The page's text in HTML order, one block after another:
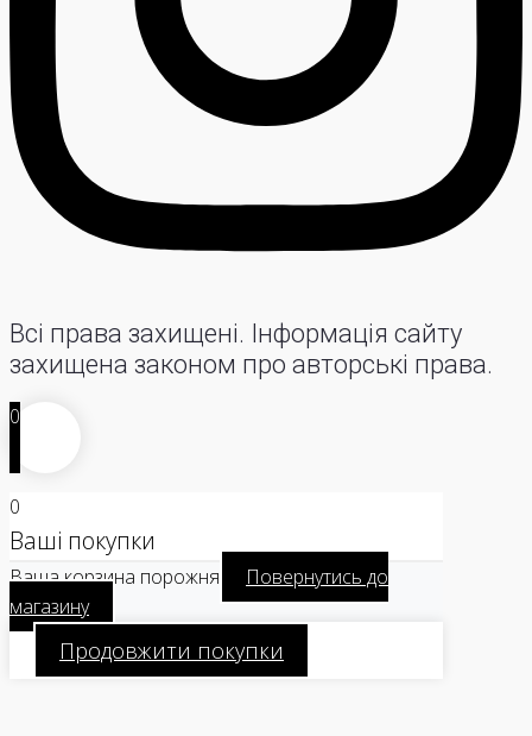
Всі права захищені. Інформація сайту
захищена законом про авторські права.
0
0
Ваші покупки
Ваша корзина порожня
Повернутись до
магазину
Продовжити покупки